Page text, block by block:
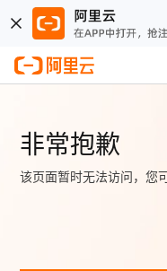
非常抱歉
该页面暂时无法访问，您